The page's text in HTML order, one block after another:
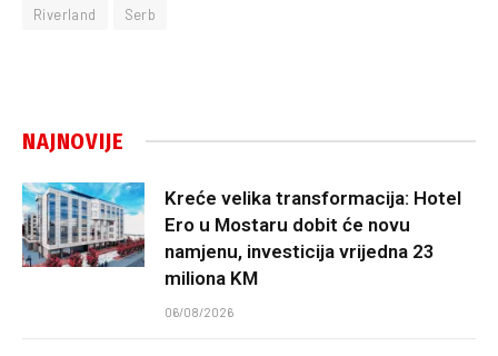
Riverland Serb
NAJNOVIJE
Kreće velika transformacija: Hotel
Ero u Mostaru dobit će novu
namjenu, investicija vrijedna 23
miliona KM
06/08/2026